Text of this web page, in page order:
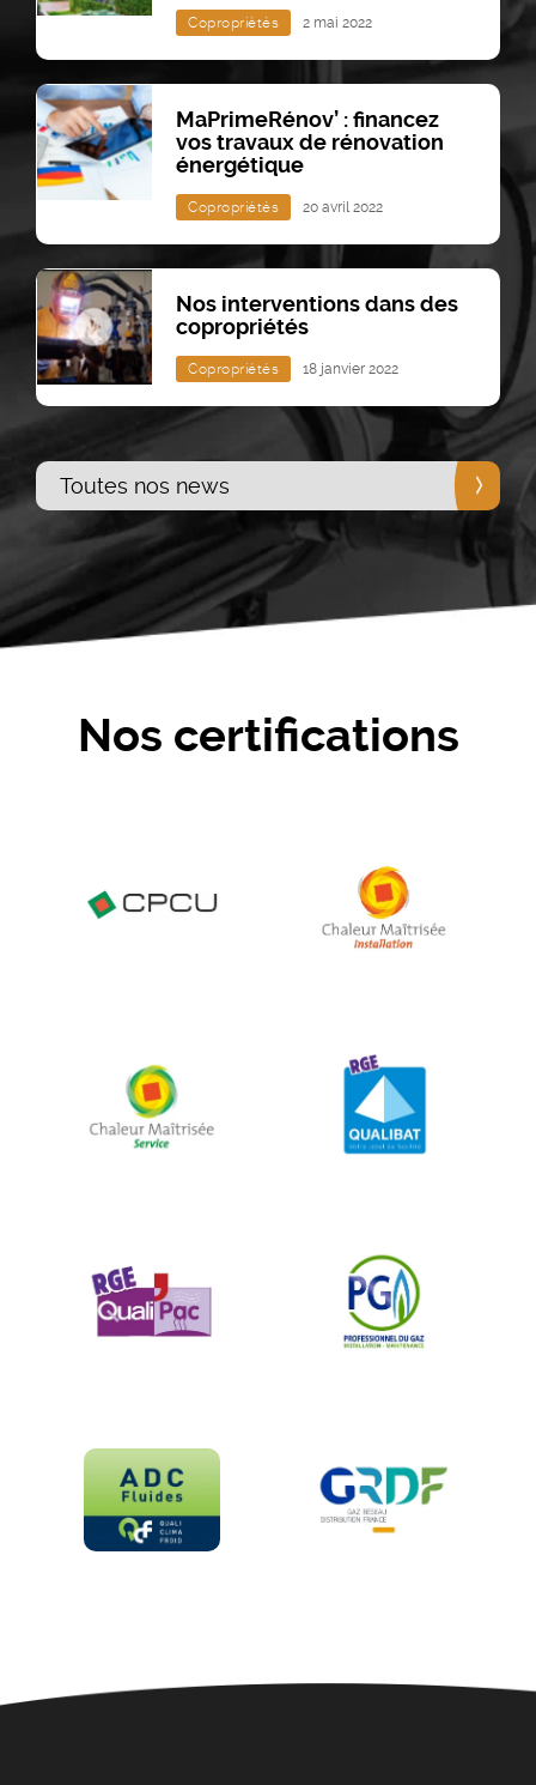
Copropriétés 2 mai 2022
MaPrimeRénov’ : financez
vos travaux de rénovation
énergétique
Copropriétés 20 avril 2022
Nos interventions dans des
copropriétés
Copropriétés 18 janvier 2022
Toutes nos news
Nos certifications